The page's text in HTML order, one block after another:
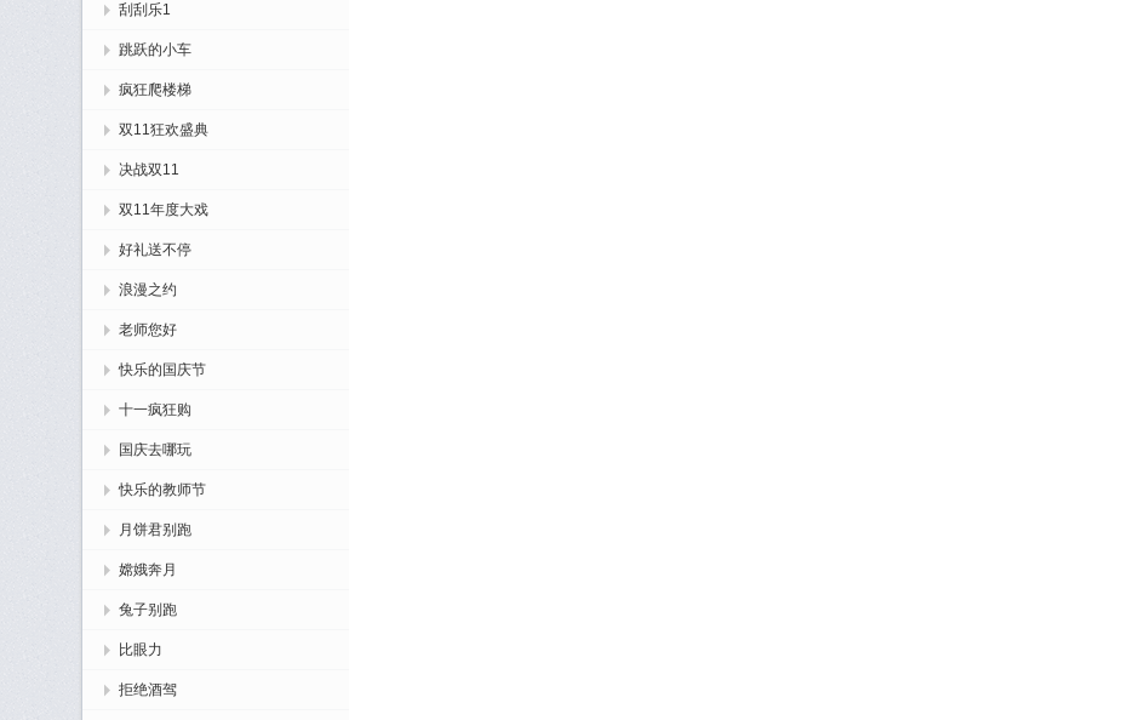
刮刮乐1
跳跃的小车
疯狂爬楼梯
双11狂欢盛典
决战双11
双11年度大戏
好礼送不停
浪漫之约
老师您好
快乐的国庆节
十一疯狂购
国庆去哪玩
快乐的教师节
月饼君别跑
嫦娥奔月
兔子别跑
比眼力
拒绝酒驾